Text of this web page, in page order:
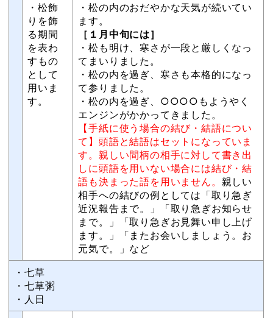
・松飾
りを飾
る期間
を表わ
すもの
として
用いま
す。
・松の内のおだやかな天気が続いてい
ます。
［１月中旬には］
・松も明け、寒さが一段と厳しくなっ
てまいりました。
・松の内を過ぎ、寒さも本格的になっ
て参りました。
・松の内を過ぎ、○○○○もようやく
エンジンがかかってきました。
【手紙に使う場合の結び・結語につい
て】頭語と結語はセットになっていま
す。親しい間柄の相手に対して書き出
しに頭語を用いない場合には結び・結
語も決まった語を用いません。 親しい
相手への結びの例としては「取り急ぎ
近況報告まで。」「取り急ぎお知らせ
まで。」「取り急ぎお見舞い申し上げ
ます。」「またお会いしましょう。お
元気で。」など
・七草
・七草粥
・人日